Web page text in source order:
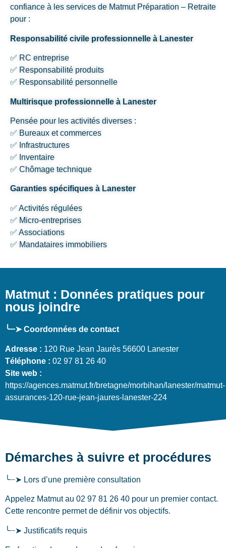
confiance à les services de Matmut Préparation – Retraite
pour :
Responsabilité civile professionnelle à Lanester
✅ RC entreprise
✅ Responsabilité produits
✅ Responsabilité personnelle
Multirisque professionnelle à Lanester
Pensée pour les activités diverses :
✅ Bureaux et commerces
✅ Infrastructures
✅ Inventaire
✅ Chômage technique
Garanties spécifiques à Lanester
✅ Activités régulées
✅ Micro-entreprises
✅ Associations
✅ Mandataires immobiliers
Matmut : Données pratiques pour
nous joindre
╰┈➤ Coordonnées de contact
Adresse : 120 Rue Jean Jaurès 56600 Lanester
Téléphone : 02 97 81 26 40
Site web :
https://agences.matmut.fr/bretagne/morbihan/lanester/matmut-
assurances-120-rue-jean-jaures-lanester-224
Démarches à suivre et procédures
╰┈➤ Lors d’une première consultation
Appelez Matmut au 02 97 81 26 40 pour un premier contact.
Cette rencontre permet de définir vos objectifs.
╰┈➤ Justificatifs requis